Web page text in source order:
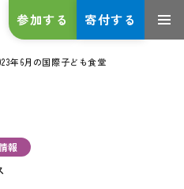
参加する 寄付する
年6月の国際子ども食堂
報